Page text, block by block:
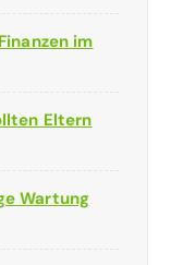
im
Eltern
Wartung